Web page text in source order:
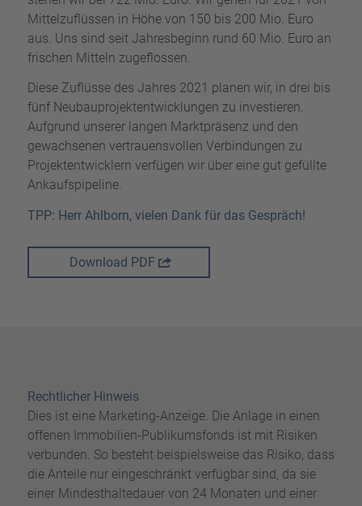
Mittelzuflüssen in Höhe von 150 bis 200 Mio. Euro
aus. Uns sind seit Jahresbeginn rund 60 Mio. Euro an
frischen Mitteln zugeflossen.
Diese Zuflüsse des Jahres 2021 planen wir, in drei bis
fünf Neubauprojektentwicklungen zu investieren.
Aufgrund unserer langen Marktpräsenz und den
gewachsenen vertrauensvollen Verbindungen zu
Projektentwicklern verfügen wir über eine gut gefüllte
Ankaufspipeline.
TPP: Herr Ahlborn, vielen Dank für das Gespräch!
Download PDF
Rechtlicher Hinweis
Dies ist eine Marketing-Anzeige. Die Anlage in einen
offenen Immobilien-Publikumsfonds ist mit Risiken
verbunden. So besteht beispielsweise das Risiko, dass
die Anteile nur eingeschränkt verfügbar sind, da sie
einer Mindesthaltedauer von 24 Monaten und einer